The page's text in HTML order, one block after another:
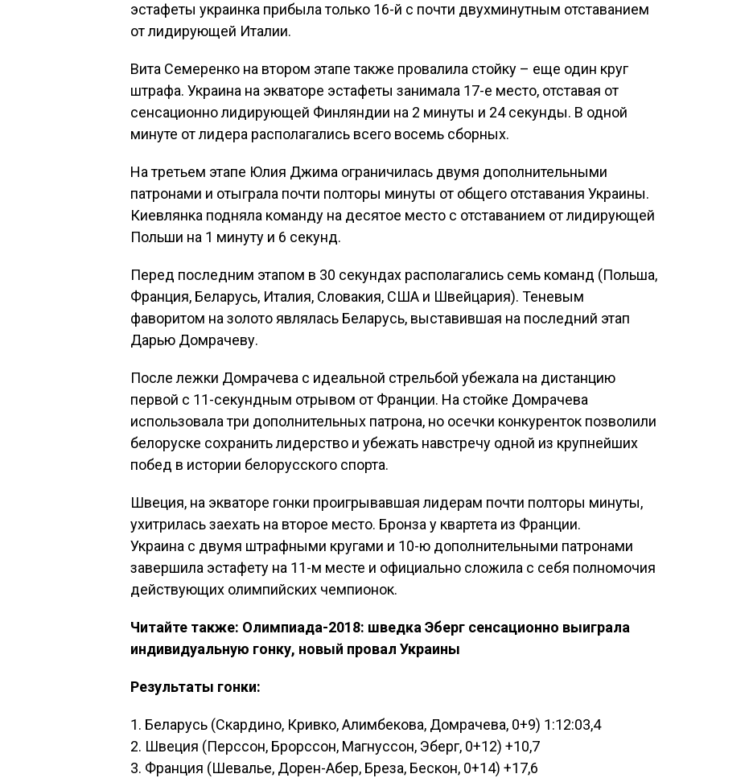
эстафеты украинка прибыла только 16-й с почти двухминутным отставанием
от лидирующей Италии.
Вита Семеренко на втором этапе также провалила стойку – еще один круг
штрафа. Украина на экваторе эстафеты занимала 17-е место, отставая от
сенсационно лидирующей Финляндии на 2 минуты и 24 секунды. В одной
минуте от лидера располагались всего восемь сборных.
На третьем этапе Юлия Джима ограничилась двумя дополнительными
патронами и отыграла почти полторы минуты от общего отставания Украины.
Киевлянка подняла команду на десятое место с отставанием от лидирующей
Польши на 1 минуту и 6 секунд.
Перед последним этапом в 30 секундах располагались семь команд (Польша,
Франция, Беларусь, Италия, Словакия, США и Швейцария). Теневым
фаворитом на золото являлась Беларусь, выставившая на последний этап
Дарью Домрачеву.
После лежки Домрачева с идеальной стрельбой убежала на дистанцию
первой с 11-секундным отрывом от Франции. На стойке Домрачева
использовала три дополнительных патрона, но осечки конкуренток позволили
белоруске сохранить лидерство и убежать навстречу одной из крупнейших
побед в истории белорусского спорта.
Швеция, на экваторе гонки проигрывавшая лидерам почти полторы минуты,
ухитрилась заехать на второе место. Бронза у квартета из Франции.
Украина с двумя штрафными кругами и 10-ю дополнительными патронами
завершила эстафету на 11-м месте и официально сложила с себя полномочия
действующих олимпийских чемпионок.
Читайте также: Олимпиада-2018: шведка Эберг сенсационно выиграла
индивидуальную гонку, новый провал Украины
Результаты гонки:
1. Беларусь (Скардино, Кривко, Алимбекова, Домрачева, 0+9) 1:12:03,4
2. Швеция (Перссон, Брорссон, Магнуссон, Эберг, 0+12) +10,7
3. Франция (Шевалье, Дорен-Абер, Бреза, Бескон, 0+14) +17,6